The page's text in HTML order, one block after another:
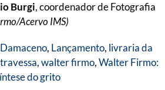
Burgi, coordenador de Fotografia
Acervo IMS)
, Lançamento, livraria da
travessa,walter firmo,Walter Firmo:
do grito